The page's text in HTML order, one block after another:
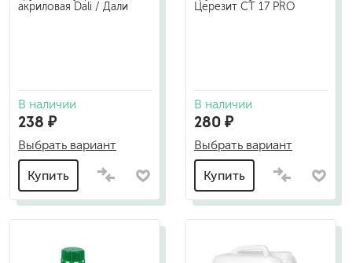
акриловая Dali / Дали
В наличии
238 ₽
Выбрать вариант
Купить
Церезит CT 17 PRO
В наличии
280 ₽
Выбрать вариант
Купить